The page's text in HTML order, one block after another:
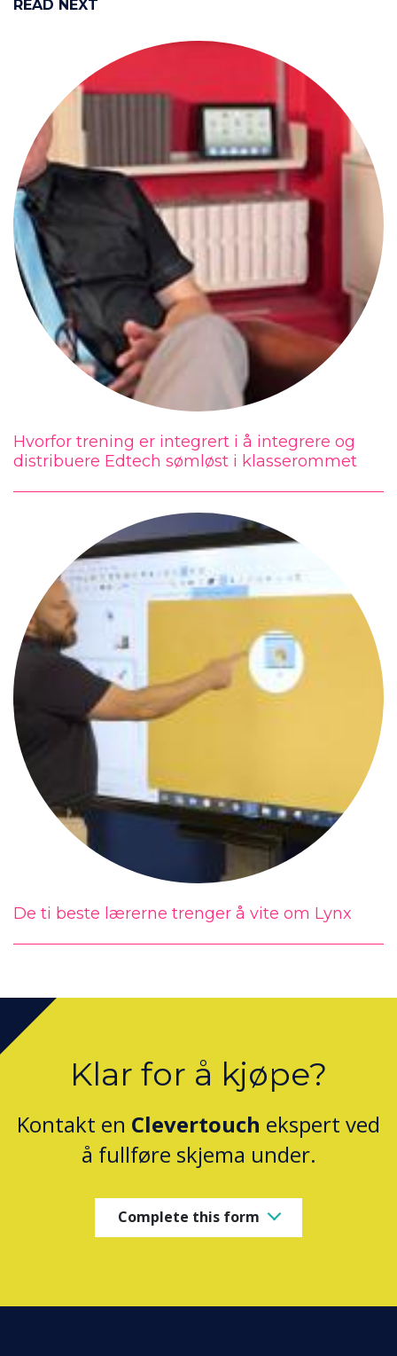
READ NEXT
Hvorfor trening er integrert i å integrere og
distribuere Edtech sømløst i klasserommet
De ti beste lærerne trenger å vite om Lynx
Klar for å kjøpe?
Kontakt en Clevertouch ekspert ved
å fullføre skjema under.
Complete this form